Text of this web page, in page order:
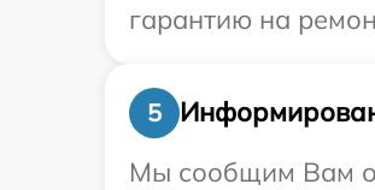
гарантию на
5
Мы сообщим Вам о